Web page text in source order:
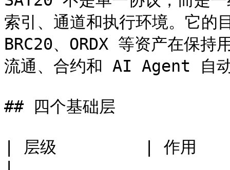
索引、通道和执行环境。它
BRC20、ORDX 等资产在保持
流通、合约和 AI Agent 自
## 四个基础层
| 层级         | 作用